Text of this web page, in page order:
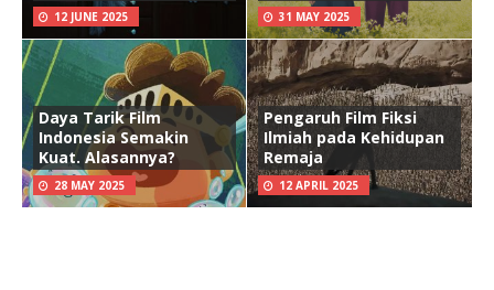
12 JUNE 2025 31 MAY 2025
Daya Tarik Film
Indonesia Semakin
Kuat. Alasannya?
28 MAY 2025
Pengaruh Film Fiksi
Ilmiah pada Kehidupan
Remaja
12 APRIL 2025